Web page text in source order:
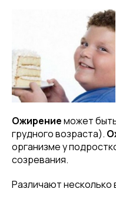
Ожирениеможет
грудного возраста).
организме у
созревания.
Различают несколько